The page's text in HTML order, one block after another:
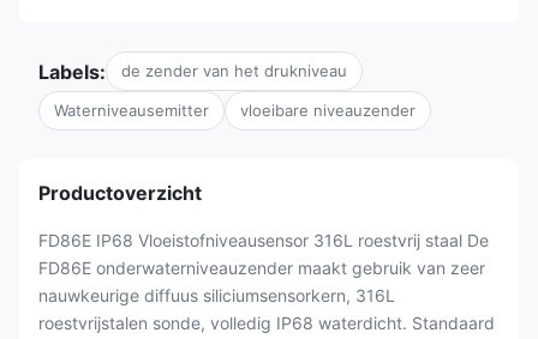
Labels: de zender van het drukniveau
Waterniveausemitter vloeibare niveauzender
Productoverzicht
FD86E IP68 Vloeistofniveausensor 316L roestvrij staal De
FD86E onderwaterniveauzender maakt gebruik van zeer
nauwkeurige diffuus siliciumsensorkern, 316L
roestvrijstalen sonde, volledig IP68 waterdicht. Standaard